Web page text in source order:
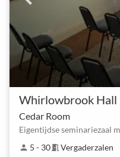
Whirlowbrook Hall
Cedar Room
Eigentijdse seminariezaal
person 5 - 30meeting_room Vergaderzalen